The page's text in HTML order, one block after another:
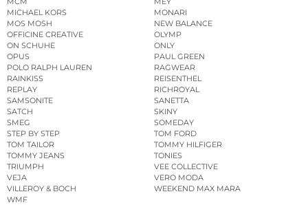
MICHAEL KORS
MONARI
MOS MOSH
NEW BALANCE
OFFICINE CREATIVE
OLYMP
ON SCHUHE
ONLY
OPUS
PAUL GREEN
POLO RALPH LAUREN
RAGWEAR
RAINKISS
REISENTHEL
REPLAY
RICHROYAL
SAMSONITE
SANETTA
SATCH
SKINY
SMEG
SOMEDAY
STEP BY STEP
TOM FORD
TOM TAILOR
TOMMY HILFIGER
TOMMY JEANS
TONIES
TRIUMPH
VEE COLLECTIVE
VEJA
VERO MODA
VILLEROY & BOCH
WEEKEND MAX MARA
WMF